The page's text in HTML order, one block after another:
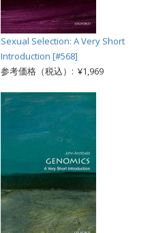
Sexual Selection: A Very Short
Introduction [#568]
参考価格（税込）: ¥1,969